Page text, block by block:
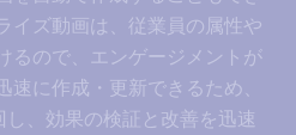
イズ動画は、従業員の属性や
るので、エンゲージメントが
に作成・更新できるため、
、効果の検証と改善を迅速